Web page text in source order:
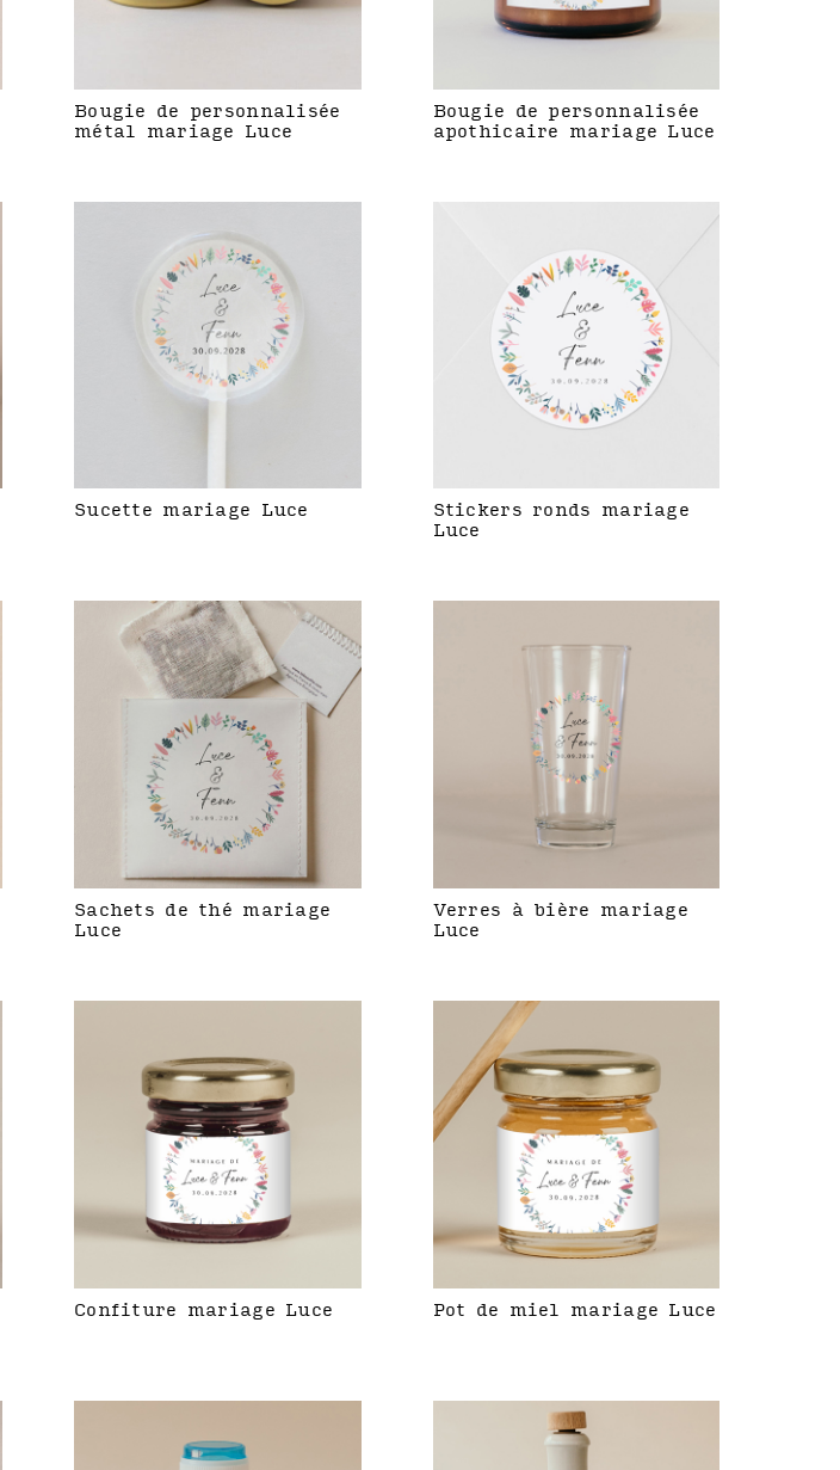
Bougie de personnalisée
métal mariage Luce
Bougie de personnalisée
apothicaire mariage Luce
Sucette mariage Luce
Stickers ronds mariage
Luce
Sachets de thé mariage
Luce
Verres à bière mariage
Luce
Confiture mariage Luce Pot de miel mariage Luce